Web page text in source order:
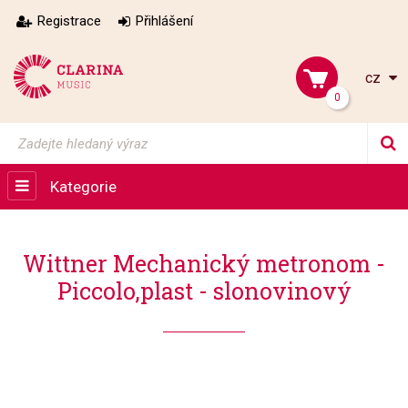
Registrace Přihlášení
0
cz
Kategorie
Wittner Mechanický metronom -
Piccolo,plast - slonovinový